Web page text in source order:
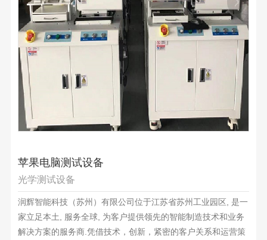
苹果电脑测试设备
光学测试设备
润辉智能科技（苏州）有限公司位于江苏省苏州工业园区, 是一
家立足本土, 服务全球, 为客户提供领先的智能制造技术和业务
解决方案的服务商.凭借技术，创新，紧密的客户关系和运营策